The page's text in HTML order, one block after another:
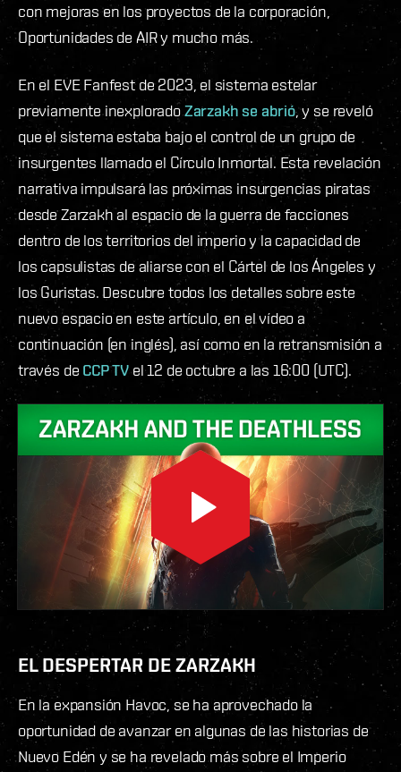
con mejoras en los proyectos de la corporación,
Oportunidades de AIR y mucho más.
En el EVE Fanfest de 2023, el sistema estelar
previamente inexploradoZarzakh se abrió, y se reveló
que el sistema estaba bajo el control de un grupo de
insurgentes llamado el Círculo Inmortal. Esta revelación
narrativa impulsará las próximas insurgencias piratas
desde Zarzakh al espacio de la guerra de facciones
dentro de los territorios del imperio y la capacidad de
los capsulistas de aliarse con el Cártel de los Ángeles y
los Guristas. Descubre todos los detalles sobre este
nuevo espacio en este artículo, en el vídeo a
continuación (en inglés), así como en la retransmisión a
través de CCP TVel 12 de octubre a las 16:00 (UTC).
EL DESPERTAR DE ZARZAKH
En la expansión Havoc, se ha aprovechado la
oportunidad de avanzar en algunas de las historias de
Nuevo Edén y se ha revelado más sobre el Imperio